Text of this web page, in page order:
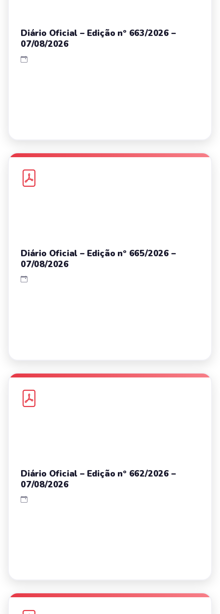
Diário Oficial – Edição nº 663/2026 –
07/08/2026
Diário Oficial – Edição nº 665/2026 –
07/08/2026
Diário Oficial – Edição nº 662/2026 –
07/08/2026